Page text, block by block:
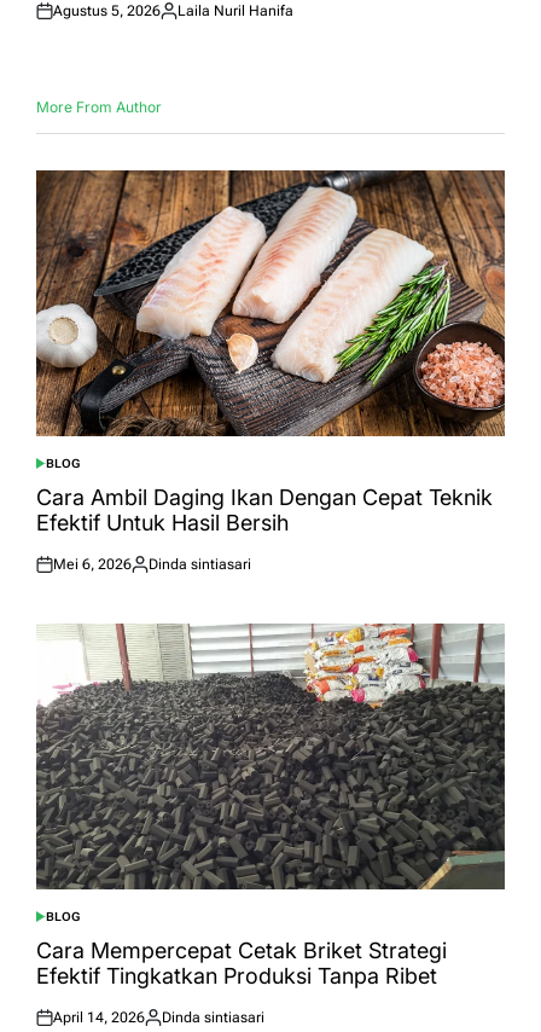
Posted
Agustus 5, 2026
Posted
Laila Nuril Hanifa
More From Author
POSTED
IN
BLOG
Cara Ambil Daging Ikan Dengan Cepat Teknik
Efektif Untuk Hasil Bersih
Posted
Mei 6, 2026
Posted
Dinda sintiasari
POSTED
IN
BLOG
Cara Mempercepat Cetak Briket Strategi
Efektif Tingkatkan Produksi Tanpa Ribet
Posted
April 14, 2026
Posted
Dinda sintiasari